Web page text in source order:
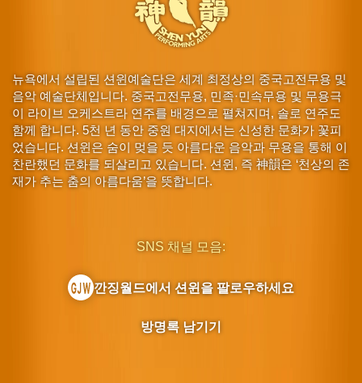
뉴욕에서 설립된 션윈예술단은 세계 최정상의 중국고전무용 및
음악 예술단체입니다. 중국고전무용, 민족·민속무용 및 무용극
이 라이브 오케스트라 연주를 배경으로 펼쳐지며, 솔로 연주도
함께 합니다. 5천 년 동안 중원 대지에서는 신성한 문화가 꽃피
었습니다. 션윈은 숨이 멎을 듯 아름다운 음악과 무용을 통해 이
찬란했던 문화를 되살리고 있습니다. 션윈, 즉 神韻은 ‘천상의 존
재가 추는 춤의 아름다움’을 뜻합니다.
SNS 채널 모음:
깐징월드에서 션윈을 팔로우하세요
방명록 남기기